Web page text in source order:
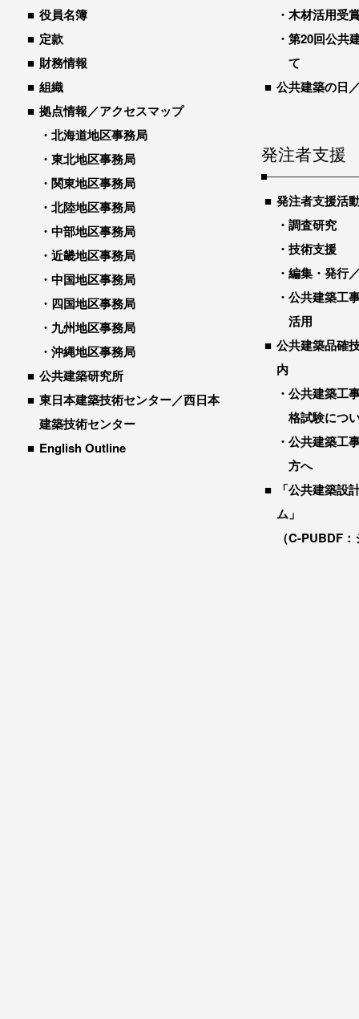
役員名簿
定款
財務情報
組織
拠点情報／アクセスマップ
北海道地区事務局
東北地区事務局
関東地区事務局
北陸地区事務局
中部地区事務局
近畿地区事務局
中国地区事務局
四国地区事務局
九州地区事務局
沖縄地区事務局
公共建築研究所
東日本建築技術センター／西日本
建築技術センター
English Outline
木材活用受
第20回公共
て
公共建築の日
発注者支援
発注者支援活
調査研究
技術支援
編集・発行
公共建築工
活用
公共建築品確
内
公共建築工
格試験につ
公共建築工
方へ
「公共建築設
ム」
（C-PUBDF